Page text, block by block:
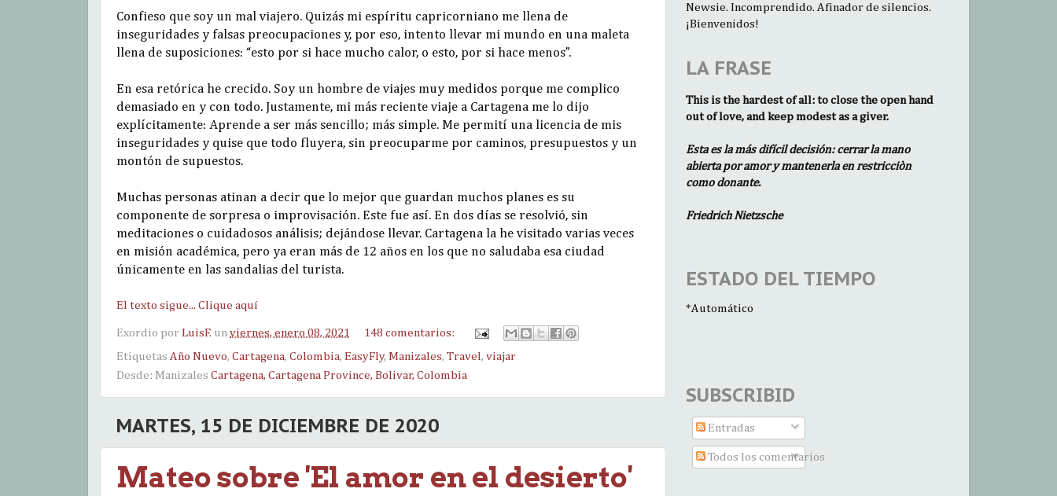
Confieso que soy un mal viajero. Quizás mi espíritu capricorniano me llena de
inseguridades y falsas preocupaciones y, por eso, intento llevar mi mundo en una maleta
llena de suposiciones: “esto por si hace mucho calor, o esto, por si hace menos”.
En esa retórica he crecido. Soy un hombre de viajes muy medidos porque me complico
demasiado en y con todo. Justamente, mi más reciente viaje a Cartagena me lo dijo
explícitamente: Aprende a ser más sencillo; más simple. Me permití una licencia de mis
inseguridades y quise que todo fluyera, sin preocuparme por caminos, presupuestos y un
montón de supuestos.
Muchas personas atinan a decir que lo mejor que guardan muchos planes es su
componente de sorpresa o improvisación. Este fue así. En dos días se resolvió, sin
meditaciones o cuidadosos análisis; dejándose llevar. Cartagena la he visitado varias veces
en misión académica, pero ya eran más de 12 años en los que no saludaba esa ciudad
únicamente en las sandalias del turista.
El texto sigue... Clique aquí
Exordio por LuisF. un viernes, enero 08, 2021 148 comentarios:
Etiquetas Año Nuevo, Cartagena, Colombia, EasyFly, Manizales, Travel, viajar
Desde: Manizales Cartagena, Cartagena Province, Bolivar, Colombia
MARTES, 15 DE DICIEMBRE DE 2020
Mateo sobre 'El amor en el desierto'
Newsie. Incomprendido. Afinador de silencios.
¡Bienvenidos!
LA FRASE
This is the hardest of all: to close the open hand
out of love, and keep modest as a giver.
Esta es la más difícil decisión: cerrar la mano
abierta por amor y mantenerla en restricciòn
como donante.
Friedrich Nietzsche
ESTADO DEL TIEMPO
*Automático
SUBSCRIBID
Entradas
Todos los comentarios